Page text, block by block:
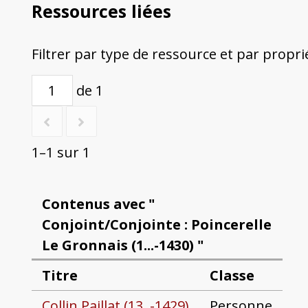
Ressources liées
Filtrer par type de ressource et par
de 1
1–1 sur 1
Contenus avec "
Conjoint/Conjointe : Poincerelle
Le Gronnais (1...-1430) "
Titre
Classe